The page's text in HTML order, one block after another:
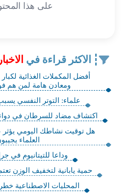
على هذا
الاكثر قراءة في
ومعادن هامة لمن هم فوق 50
علماء: التوتر النفسي
اكتشاف مضاد للسرطان في
هل توقيت نشاطك اليومي
العلماء
وداعا للتيتانيوم في
حمية يابانية لتخفيف الوزن
المحليات الاصطناعية